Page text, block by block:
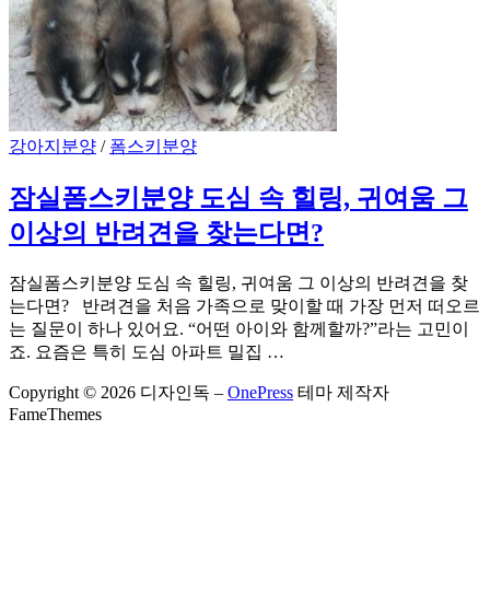
강아지분양 / 폼스키분양
잠실폼스키분양 도심 속 힐링, 귀여움 그
이상의 반려견을 찾는다면?
잠실폼스키분양 도심 속 힐링, 귀여움 그 이상의 반려견을 찾
는다면? 반려견을 처음 가족으로 맞이할 때 가장 먼저 떠오르
는 질문이 하나 있어요. “어떤 아이와 함께할까?”라는 고민이
죠. 요즘은 특히 도심 아파트 밀집 …
Copyright © 2026 디자인독 – OnePress 테마 제작자
FameThemes